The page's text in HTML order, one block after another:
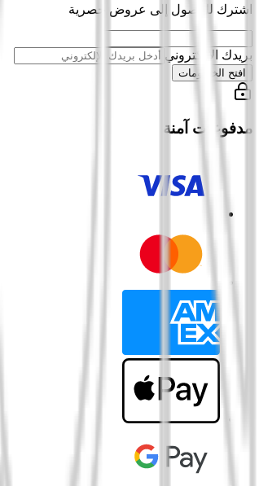
اشترك للوصول إلى عروض حصرية
بريدك الإلكتروني
افتح الخصومات
مدفوعات آمنة